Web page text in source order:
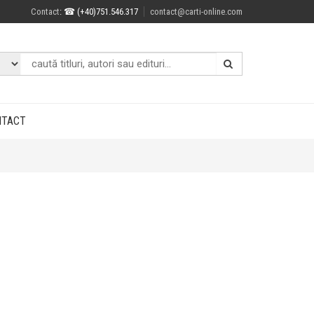
Contact: ☎ (+40)751.546.317 contact@carti-online.com